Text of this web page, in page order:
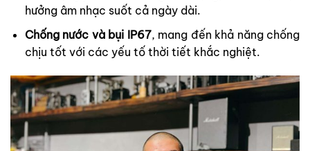
hưởng âm nhạc suốt cả ngày dài.
Chống nước và bụi IP67, mang đến khả năng chống
chịu tốt với các yếu tố thời tiết khắc nghiệt.